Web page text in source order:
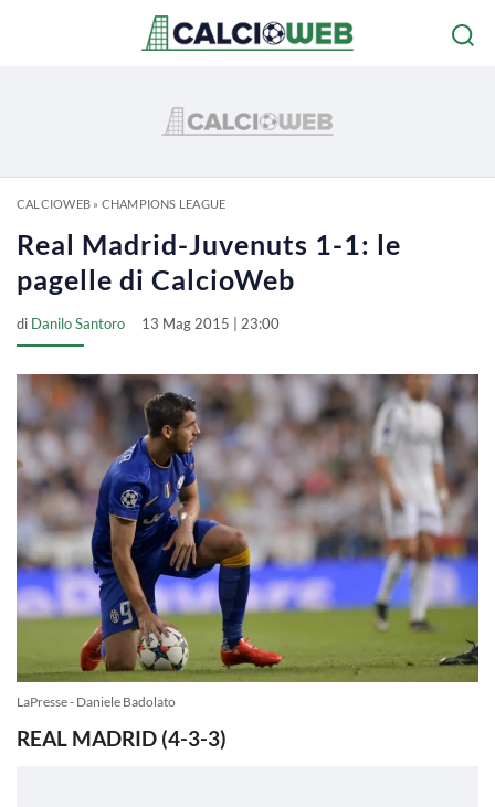
CALCIOWEB» CHAMPIONS LEAGUE
Real Madrid-Juvenuts 1-1: le
pagelle di CalcioWeb
di Danilo Santoro 13 Mag 2015 | 23:00
LaPresse - Daniele Badolato
REAL MADRID (4-3-3)